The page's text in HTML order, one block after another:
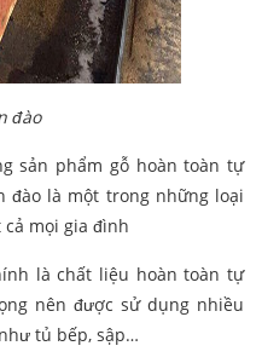
đào
sản phẩm gỗ hoàn toàn tự
đào là một trong những loại
mọi gia đình
là chất liệu hoàn toàn tự
nên được sử dụng nhiều
tủ bếp, sập…